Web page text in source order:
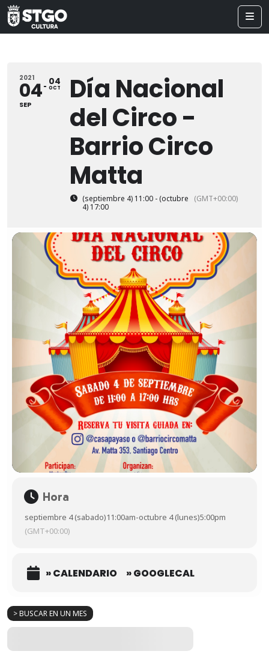
> BUSCAR EN UN MES
2021
04
SEP
04
OCT
Día Nacional
del Circo -
Barrio Circo
Matta
(septiembre 4) 11:00 - (octubre
4) 17:00
(GMT+00:00)
Hora
septiembre 4 (sabado)11:00am-octubre 4 (lunes)5:00pm
(GMT+00:00)
» CALENDARIO » GOOGLECAL